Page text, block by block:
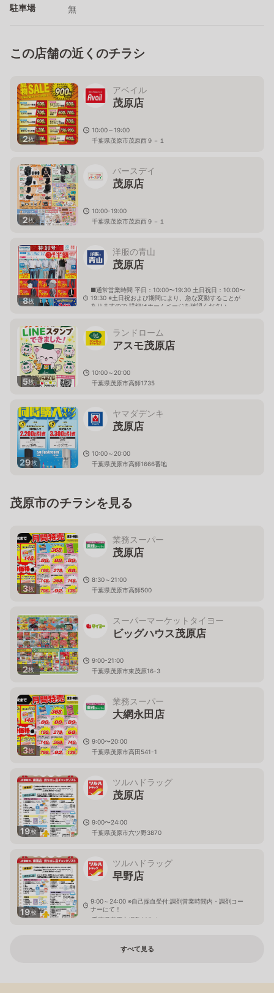
駐車場 無
この店舗の近くのチラシ
2枚
アベイル
茂原店
10:00～19:00
千葉県茂原市茂原西９－１
2枚
バースデイ
茂原店
10:00-19:00
千葉県茂原市茂原西９－１
8枚
洋服の青山
茂原店
■通常営業時間 平日：10:00〜19:30 土日祝日：10:00〜
19:30 ※土日祝および期間により、急な変動することが
ありますので 詳細はホームページを確認ください
5枚
ランドローム
アスモ茂原店
10:00～20:00
千葉県茂原市高師1735
29枚
ヤマダデンキ
茂原店
10:00～20:00
千葉県茂原市高師1666番地
茂原市のチラシを見る
3枚
業務スーパー
茂原店
8:30～21:00
千葉県茂原市高師500
2枚
スーパーマーケットタイヨー
ビッグハウス茂原店
9:00-21:00
千葉県茂原市東茂原16-3
3枚
業務スーパー
大網永田店
9:00〜20:00
千葉県茂原市高田541-1
19枚
ツルハドラッグ
茂原店
9:00〜24:00
千葉県茂原市六ツ野3870
19枚
ツルハドラッグ
早野店
9:00～24:00 ※自己採血受付:調剤営業時間内・調剤コー
ナーにて！
千葉県茂原市綱島885-1
すべて見る